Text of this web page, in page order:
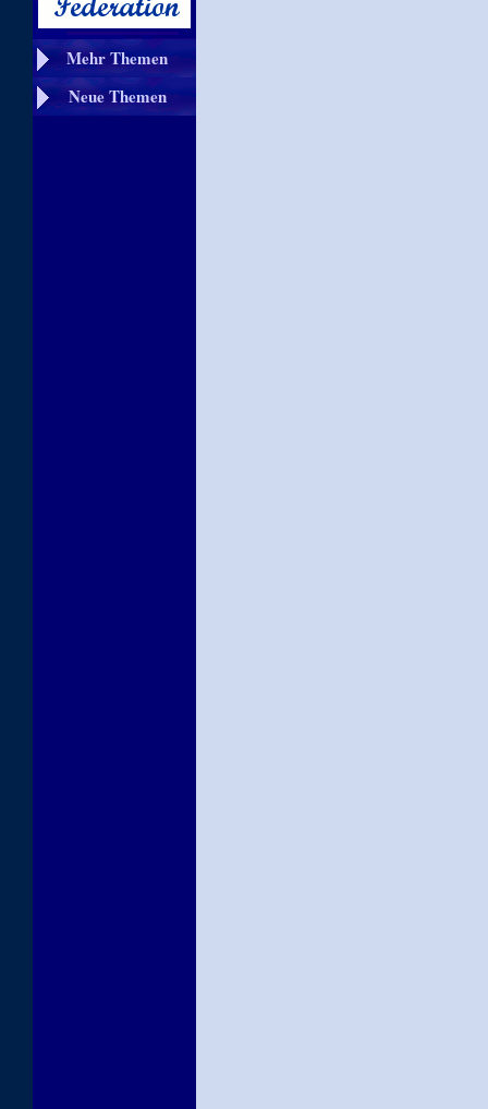
Mehr Themen
Neue Themen